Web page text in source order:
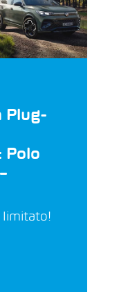
Plug-
Polo
limitato!